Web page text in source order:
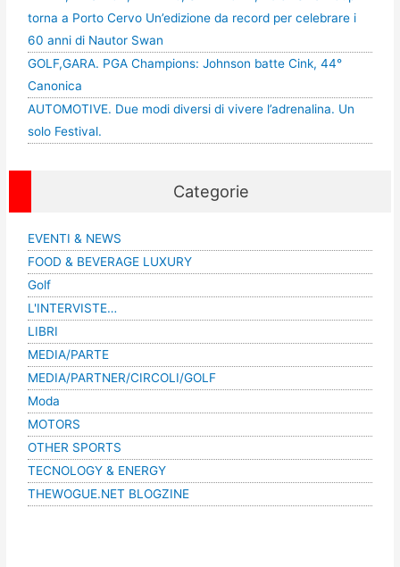
torna a Porto Cervo Un’edizione da record per celebrare i
60 anni di Nautor Swan
GOLF,GARA. PGA Champions: Johnson batte Cink, 44°
Canonica
AUTOMOTIVE. Due modi diversi di vivere l’adrenalina. Un
solo Festival.
Categorie
EVENTI & NEWS
FOOD & BEVERAGE LUXURY
Golf
L'INTERVISTE…
LIBRI
MEDIA/PARTE
MEDIA/PARTNER/CIRCOLI/GOLF
Moda
MOTORS
OTHER SPORTS
TECNOLOGY & ENERGY
THEWOGUE.NET BLOGZINE